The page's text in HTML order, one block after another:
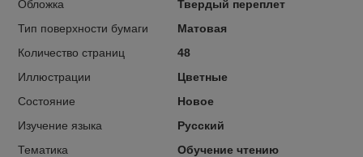
Обложка
Твердый переплет
Тип поверхности бумаги
Матовая
Количество страниц
48
Иллюстрации
Цветные
Состояние
Новое
Изучение языка
Русский
Тематика
Обучение чтению